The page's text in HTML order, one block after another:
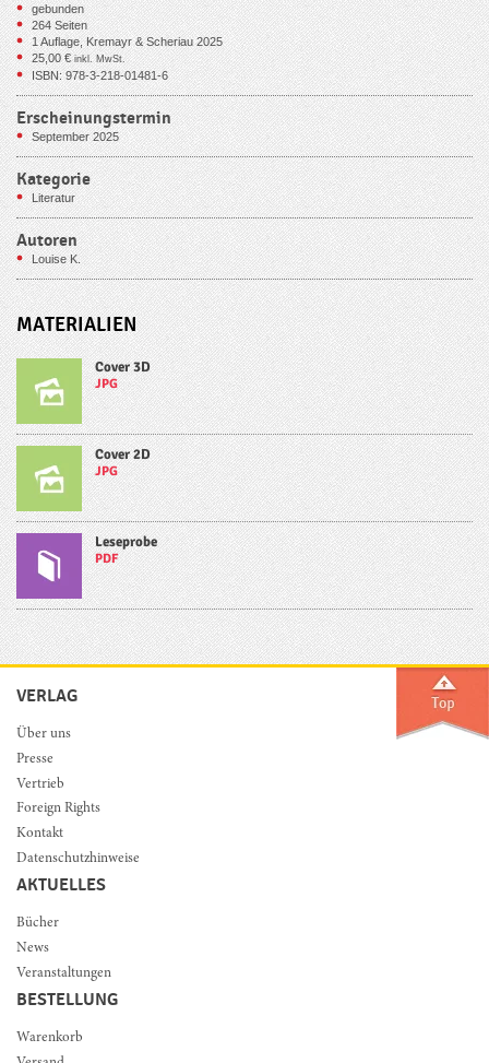
gebunden
264Seiten
1 Auflage, Kremayr & Scheriau 2025
25,00€ inkl. MwSt.
ISBN: 978-3-218-01481-6
Erscheinungstermin
September 2025
Kategorie
Literatur
Autoren
Louise K.
MATERIALIEN
Cover 3D
JPG
Cover 2D
JPG
Leseprobe
PDF
VERLAG
Über uns
Presse
Vertrieb
Foreign Rights
Kontakt
Datenschutzhinweise
AKTUELLES
Bücher
News
Veranstaltungen
BESTELLUNG
Warenkorb